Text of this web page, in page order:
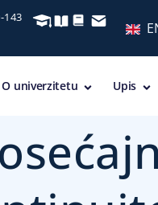
143
O univerzitetu Upis